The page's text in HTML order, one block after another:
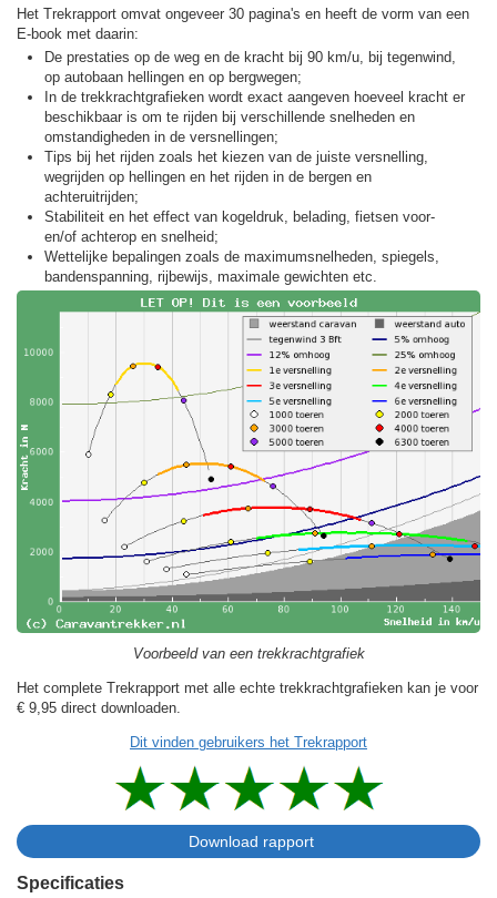
Het Trekrapport omvat ongeveer 30 pagina's en heeft de vorm van een
E-book met daarin:
De prestaties op de weg en de kracht bij 90 km/u, bij tegenwind,
op autobaan hellingen en op bergwegen;
In de trekkracht­grafieken wordt exact aangeven hoeveel kracht er
beschikbaar is om te rijden bij verschillende snelheden en
omstandigheden in de versnellingen;
Tips bij het rijden zoals het kiezen van de juiste versnelling,
wegrijden op hellingen en het rijden in de bergen en
achteruitrijden;
Stabiliteit en het effect van kogeldruk, belading, fietsen voor-
en/of achterop en snelheid;
Wettelijke bepalingen zoals de maximumsnelheden, spiegels,
bandenspanning, rijbewijs, maximale gewichten etc.
Voorbeeld van een trekkrachtgrafiek
Het complete Trekrapport met alle echte trekkrachtgrafieken kan je voor
€ 9,95 direct downloaden.
Dit vinden gebruikers het Trekrapport
Specificaties